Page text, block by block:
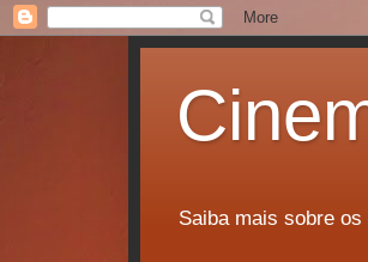
Saiba mais sobre